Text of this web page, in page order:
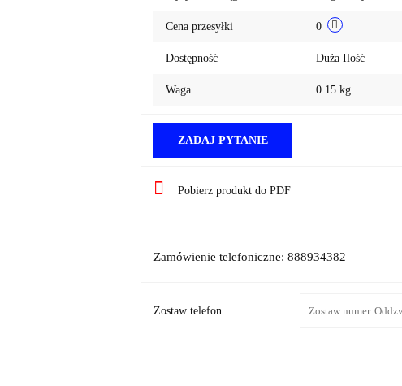
Cena przesyłki 0
Dostępność Duża Ilość
Waga 0.15 kg
ZADAJ PYTANIE
Pobierz produkt do PDF
Zamówienie telefoniczne: 888934382
Zostaw telefon